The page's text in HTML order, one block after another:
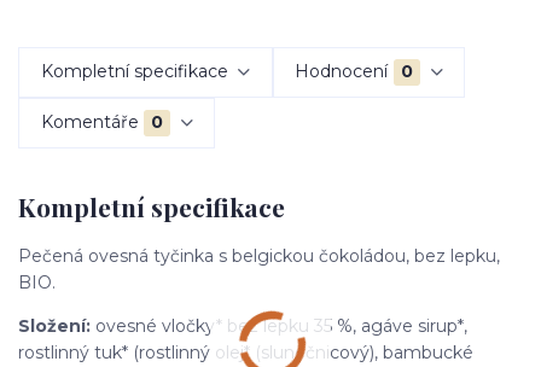
Kompletní specifikace Hodnocení 0
Komentáře 0
Kompletní specifikace
Pečená ovesná tyčinka s belgickou čokoládou, bez lepku,
BIO.
Složení: ovesné vločky* bez lepku 35 %, agáve sirup*,
rostlinný tuk* (rostlinný olej* (slunečnicový), bambucké